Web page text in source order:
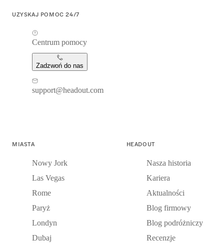
UZYSKAJ POMOC 24/7
Centrum pomocy
Zadzwoń do nas
support@headout.com
MIASTA
Nowy Jork
Las Vegas
Rome
Paryż
Londyn
Dubaj
HEADOUT
Nasza historia
Kariera
Aktualności
Blog firmowy
Blog podróżniczy
Recenzje